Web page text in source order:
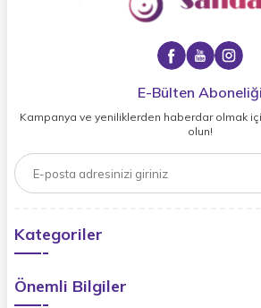
E-Bülten Aboneliği
Kampanya ve yeniliklerden haberdar olmak
olun!
Kategoriler
Önemli Bilgiler